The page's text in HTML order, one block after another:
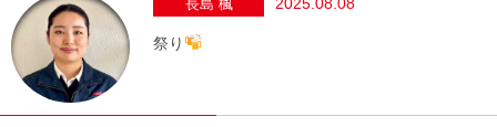
長島 楓
祭り